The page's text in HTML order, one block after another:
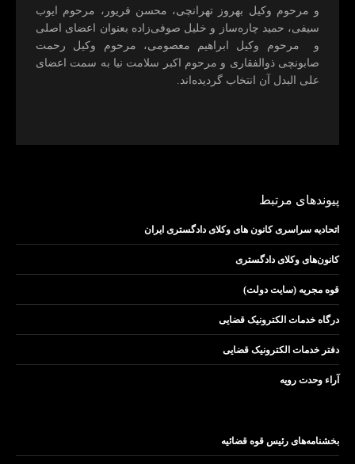
و مرحوم وکیل بهروز تهرانچی، محسن فريور، مرحوم ايوب
سيفی، حميد چاره‌ساز و خليل صوفی‌زاده بعنوان اعضای اصلی
و مرحوم وکیل ابراهيم معصومی، مرحوم وکیل رحمت
صابونچی ذوالفقاری و مرحوم اكبر سلامت نيا به سمت اعضای
علی البدل آن انتخاب گرديده‌اند.
پیوندهای مرتبط
اتحادیه سراسری کانون های وکلای دادگستری ایران
کانون‌های وکلای دادگستری
قوه مجریه (سایت دولت)
درگاه خدمات الکترونیک قضایی
دفتر خدمات الکترونیک قضایی
آراء وحدت رویه
بخشنامه‌های رئیس قوه قضائیه